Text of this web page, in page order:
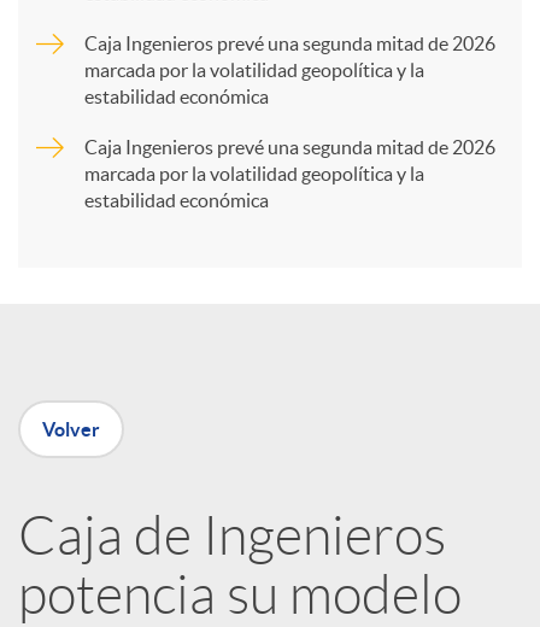
n
e
Caja Ingenieros prevé una segunda mitad de 2026
marcada por la volatilidad geopolítica y la
estabilidad económica
Caja Ingenieros prevé una segunda mitad de 2026
marcada por la volatilidad geopolítica y la
estabilidad económica
Volver
Caja de Ingenieros
potencia su modelo